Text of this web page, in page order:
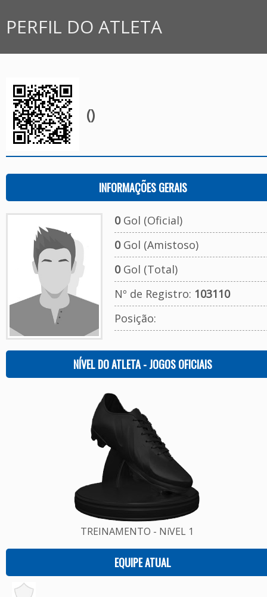
PERFIL DO ATLETA
()
INFORMAÇÕES GERAIS
0Gol (Oficial)
0Gol (Amistoso)
0Gol (Total)
Nº de Registro: 103110
Posição:
NÍVEL DO ATLETA - JOGOS OFICIAIS
TREINAMENTO - NíVEL 1
EQUIPE ATUAL